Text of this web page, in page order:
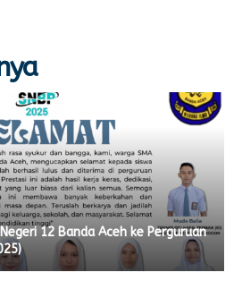
12 Banda Aceh ke Perguruan